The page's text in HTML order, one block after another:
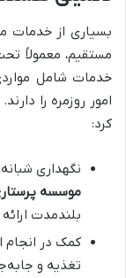
بسیاری از خدمات
مستقیم، معمولاً
خدمات شامل
امور روزمره را
کرد:
نگهداری
موسسه
بلندمدت
کمک در انجام
تغذیه و